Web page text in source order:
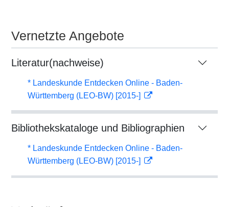
Vernetzte Angebote
Literatur(nachweise)
* Landeskunde Entdecken Online - Baden-
Württemberg (LEO-BW) [2015-]
Bibliothekskataloge und Bibliographien
* Landeskunde Entdecken Online - Baden-
Württemberg (LEO-BW) [2015-]